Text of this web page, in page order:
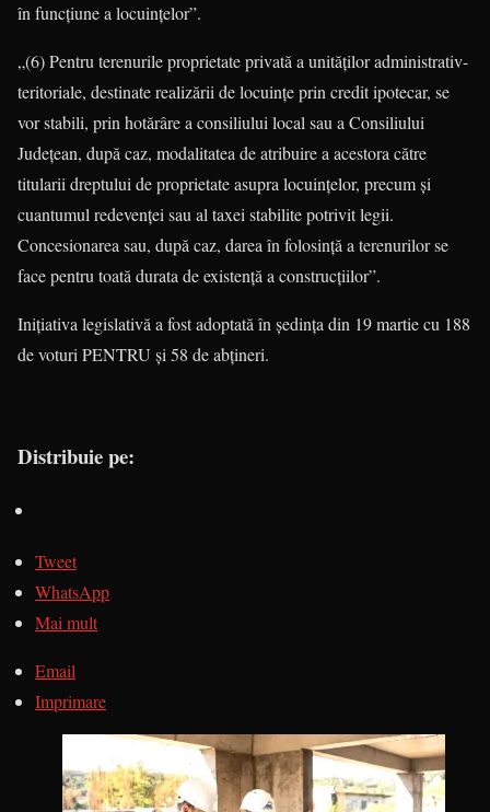
în funcțiune a locuințelor”.
„(6) Pentru terenurile proprietate privată a unităților administrativ-
teritoriale, destinate realizării de locuințe prin credit ipotecar, se
vor stabili, prin hotărâre a consiliului local sau a Consiliului
Județean, după caz, modalitatea de atribuire a acestora către
titularii dreptului de proprietate asupra locuințelor, precum și
cuantumul redevenței sau al taxei stabilite potrivit legii.
Concesionarea sau, după caz, darea în folosință a terenurilor se
face pentru toată durata de existență a construcțiilor”.
Iniţiativa legislativă a fost adoptată în şedinţa din 19 martie cu 188
de voturi PENTRU şi 58 de abţineri.
Distribuie pe:
Tweet
WhatsApp
Mai mult
Email
Imprimare